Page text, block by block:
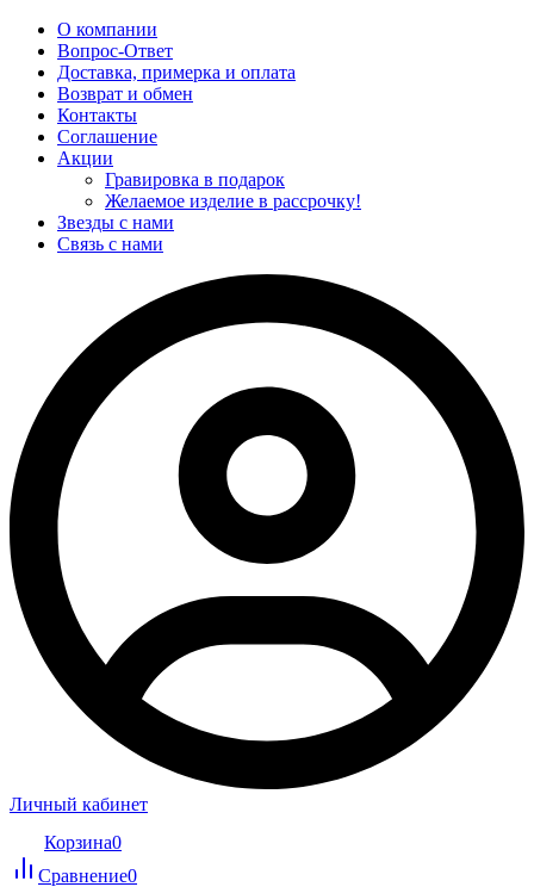
О компании
Вопрос-Ответ
Доставка, примерка и оплата
Возврат и обмен
Контакты
Соглашение
Акции
Гравировка в подарок
Желаемое изделие в рассрочку!
Звезды с нами
Связь с нами
Личный кабинет
Корзина0
Сравнение0